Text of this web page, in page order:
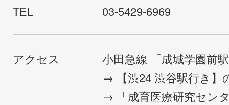
TEL 03-5429-6969
アクセス
小田急線 「成城学園前
→ 【渋24 渋谷駅行き】
→ 「成育医療研究セン